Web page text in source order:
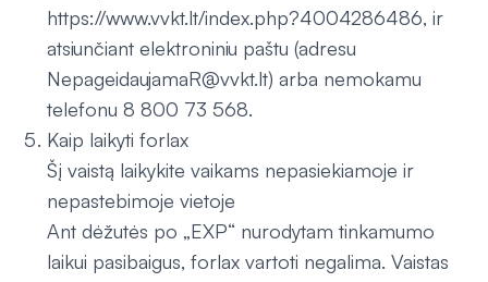
https://www.vvkt.lt/index.php?4004286486, ir
atsiunčiant elektroniniu paštu (adresu
NepageidaujamaR@vvkt.lt) arba nemokamu
telefonu 8 800 73 568.
Kaip laikyti forlax
Šį vaistą laikykite vaikams nepasiekiamoje ir
nepastebimoje vietoje
Ant dėžutės po „EXP“ nurodytam tinkamumo
laikui pasibaigus, forlax vartoti negalima. Vaistas